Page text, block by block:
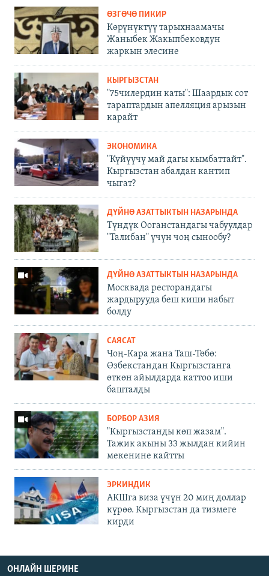
ӨЗГӨЧӨ ПИКИР
Көрүнүктүү тарыхнаамачы
Жаныбек Жакыпбековдун
жаркын элесине
КЫРГЫЗСТАН
"75чилердин каты": Шаардык сот
тараптардын апелляция арызын
карайт
ЭКОНОМИКА
"Күйүүчү май дагы кымбаттайт".
Кыргызстан абалдан кантип
чыгат?
ДҮЙНӨ АЗАТТЫКТЫН НАЗАРЫНДА
Түндүк Ооганстандагы чабуулдар
"Талибан" үчүн чоң сынообу?
ДҮЙНӨ АЗАТТЫКТЫН НАЗАРЫНДА
Москвада ресторандагы
жардырууда беш киши набыт
болду
САЯСАТ
Чоң-Кара жана Таш-Төбө:
Өзбекстандан Кыргызстанга
өткөн айылдарда каттоо иши
башталды
БОРБОР АЗИЯ
"Кыргызстанды көп жазам".
Тажик акыны 33 жылдан кийин
мекенине кайтты
ЭРКИНДИК
АКШга виза үчүн 20 миң доллар
күрөө. Кыргызстан да тизмеге
кирди
ОНЛАЙН ШЕРИНЕ